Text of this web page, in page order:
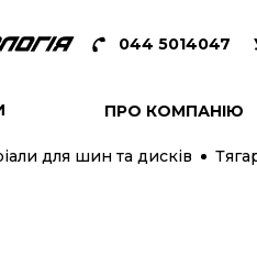
044 5014047
ПРО КОМПАНІЮ
для шин та дисків